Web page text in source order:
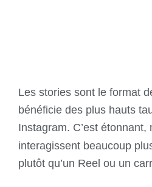
Les stories sont le format
bénéficie des plus hauts
Instagram. C’est
interagissent beaucoup
plutôt qu’un Reel ou un